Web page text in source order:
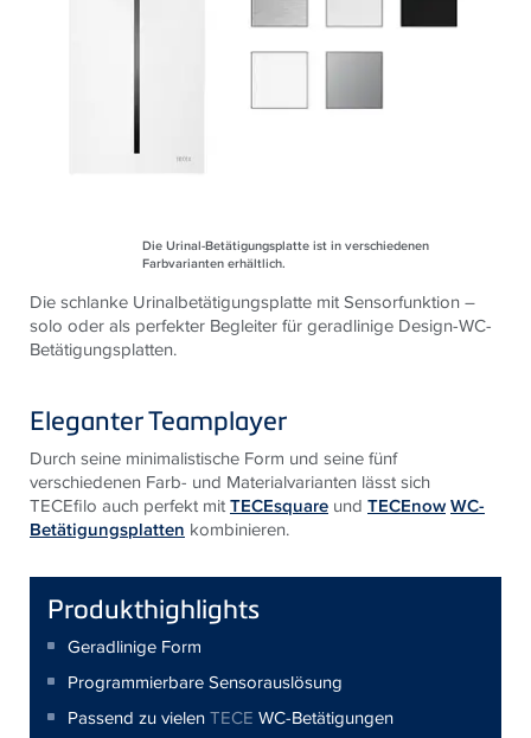
Die Urinal-Betätigungsplatte ist in verschiedenen
Farbvarianten erhältlich.
Die schlanke Urinalbetätigungsplatte mit Sensorfunktion –
solo oder als perfekter Begleiter für geradlinige Design-WC-
Betätigungsplatten.
Eleganter Teamplayer
Durch seine minimalistische Form und seine fünf
verschiedenen Farb- und Materialvarianten lässt sich
TECEfilo auch perfekt mitTECEsquare und TECEnowWC-
Betätigungsplatten kombinieren.
Produkthighlights
Geradlinige Form
Programmierbare Sensorauslösung
Passend zu vielenTECE WC-Betätigungen